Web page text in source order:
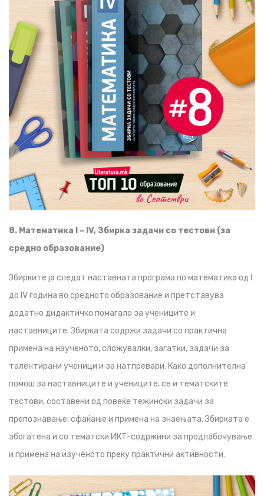
8. Математика I – IV, Збирка задачи со тестови (за
средно образование)
Збирките ја следат наставната програма по математика од I
до IV година во средното образование и претставува
додатно дидактичко помагало за учениците и
наставниците. Збирката содржи задачи со практична
примена на наученото, сложувалки, загатки, задачи за
талентирани ученици и за натпревари. Како дополнителна
помош за наставниците и учениците, се и тематските
тестови, составени од повеќе тежински задачи за
препознавање, сфаќање и примена на знаењата. Збирката е
збогатена и со тематски ИКТ-содржини за продлабочување
и примена на изученото преку практични активности.